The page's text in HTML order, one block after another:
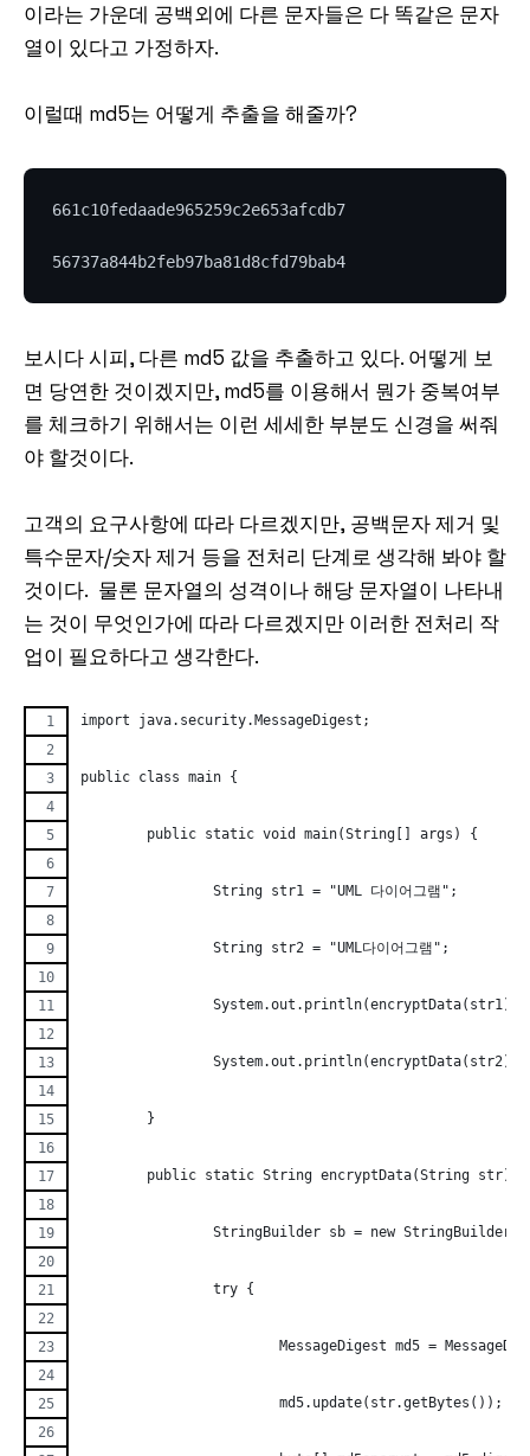
이라는 가운데 공백외에 다른 문자들은 다 똑같은 문자
열이 있다고 가정하자.
이럴때 md5는 어떻게 추출을 해줄까?
661c10fedaade965259c2e653afcdb7
보시다 시피, 다른 md5 값을 추출하고 있다. 어떻게 보
면 당연한 것이겠지만, md5를 이용해서 뭔가 중복여부
를 체크하기 위해서는 이런 세세한 부분도 신경을 써줘
야 할것이다.
고객의 요구사항에 따라 다르겠지만, 공백문자 제거 및
특수문자/숫자 제거 등을 전처리 단계로 생각해 봐야 할
것이다. 물론 문자열의 성격이나 해당 문자열이 나타내
는 것이 무엇인가에 따라 다르겠지만 이러한 전처리 작
업이 필요하다고 생각한다.
import java.security.MessageDigest;
public class main {
	public static void main(String[] args) {
		String str1 = "UML 다이어그램";
		String str2 = "UML다이어그램";
		System.out.println(encryptData(str1));
		System.out.println(encryptData(str2));
	}
	public static String encryptData(String str) {
StringBuilder sb = new
		try {
MessageDigest md5 =
			md5.update(str.getBytes());